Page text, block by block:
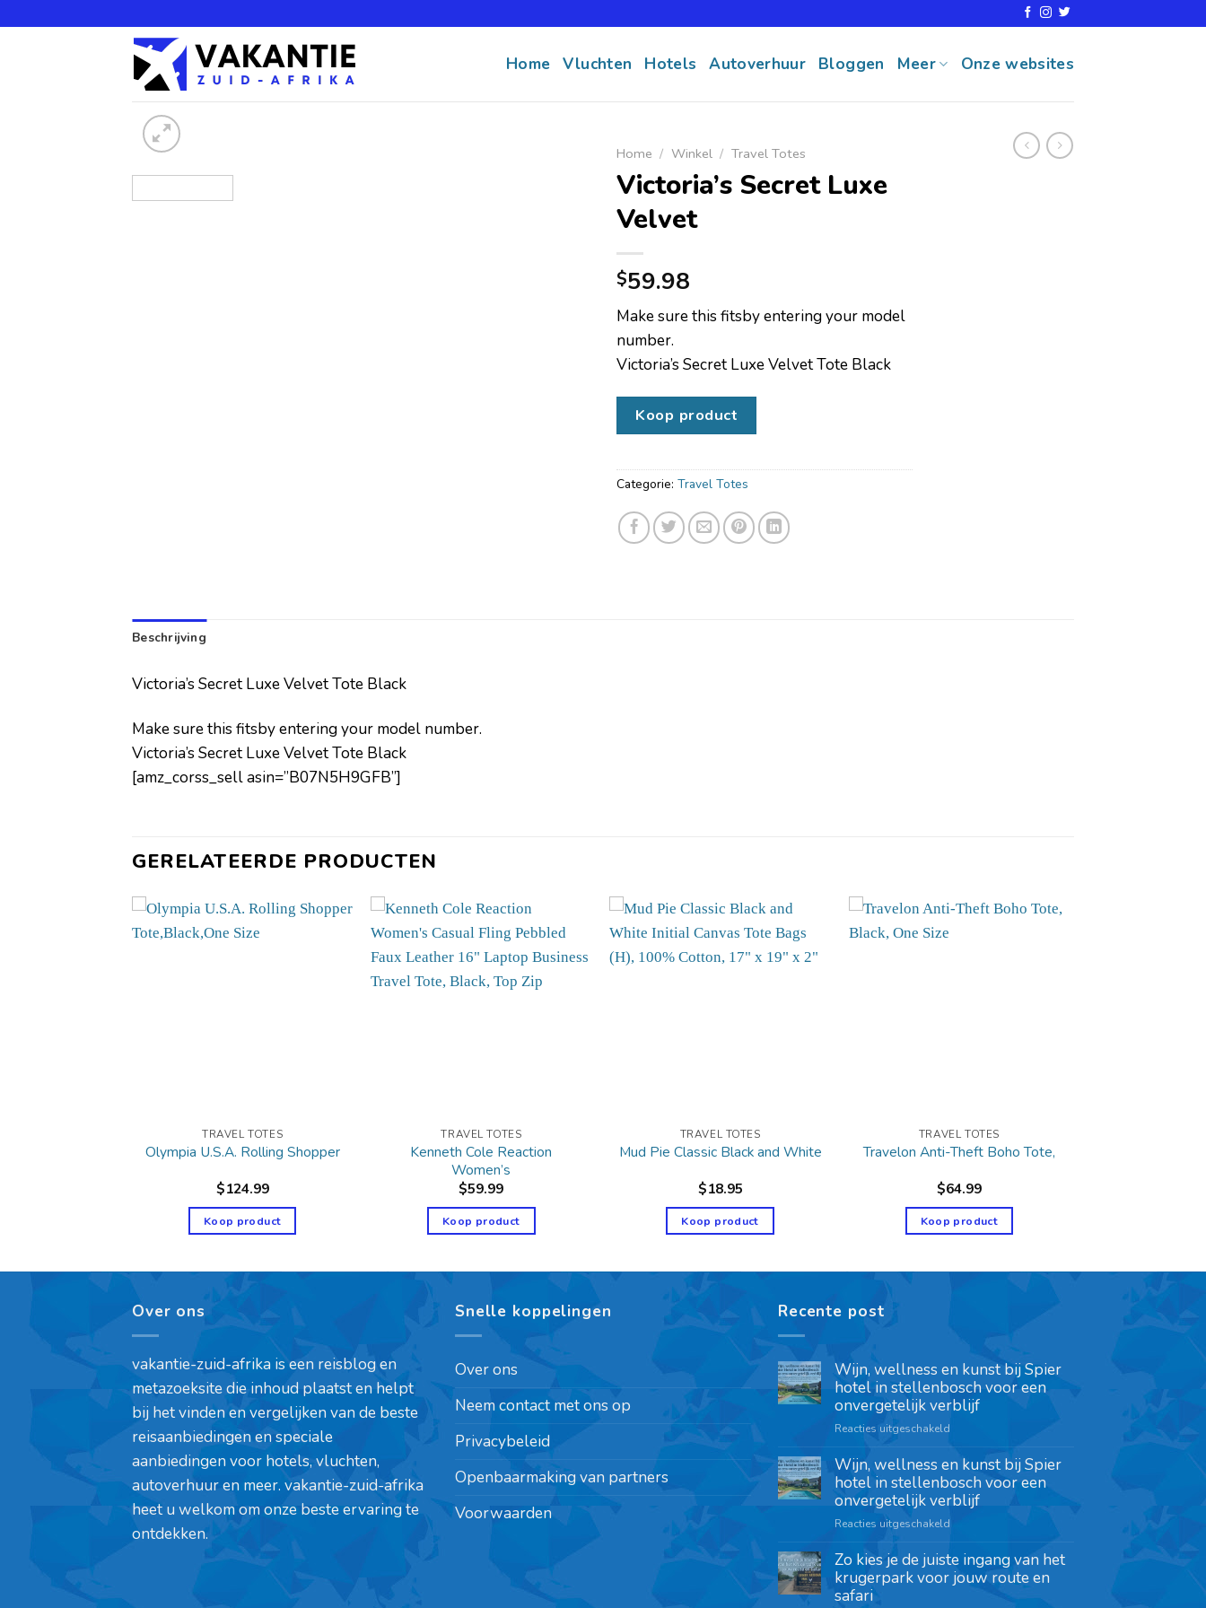
Home Vluchten Hotels Autoverhuur Bloggen Meer Onze websites
Home / Winkel / Travel Totes
Victoria’s Secret Luxe
Velvet
$59.98
Make sure this fitsby entering your model
number.
Victoria’s Secret Luxe Velvet Tote Black
Koop product
Categorie: Travel Totes
Beschrijving
Victoria’s Secret Luxe Velvet Tote Black
Make sure this fitsby entering your model number.
Victoria’s Secret Luxe Velvet Tote Black
[amz_corss_sell asin=”B07N5H9GFB”]
GERELATEERDE PRODUCTEN
TRAVEL TOTES
Olympia U.S.A. Rolling Shopper
$124.99
Koop product
TRAVEL TOTES
Kenneth Cole Reaction
Women’s
$59.99
Koop product
TRAVEL TOTES
Mud Pie Classic Black and White
$18.95
Koop product
TRAVEL TOTES
Travelon Anti-Theft Boho Tote,
$64.99
Koop product
Over ons
vakantie-zuid-afrika is een reisblog en
metazoeksite die inhoud plaatst en helpt
bij het vinden en vergelijken van de beste
reisaanbiedingen en speciale
aanbiedingen voor hotels, vluchten,
autoverhuur en meer. vakantie-zuid-afrika
heet u welkom om onze beste ervaring te
ontdekken.
Snelle koppelingen
Over ons
Neem contact met ons op
Privacybeleid
Openbaarmaking van partners
Voorwaarden
Recente post
Wijn, wellness en kunst bij Spier
hotel in stellenbosch voor een
onvergetelijk verblijf
Reacties uitgeschakeld
Wijn, wellness en kunst bij Spier
hotel in stellenbosch voor een
onvergetelijk verblijf
Reacties uitgeschakeld
Zo kies je de juiste ingang van het
krugerpark voor jouw route en
safari